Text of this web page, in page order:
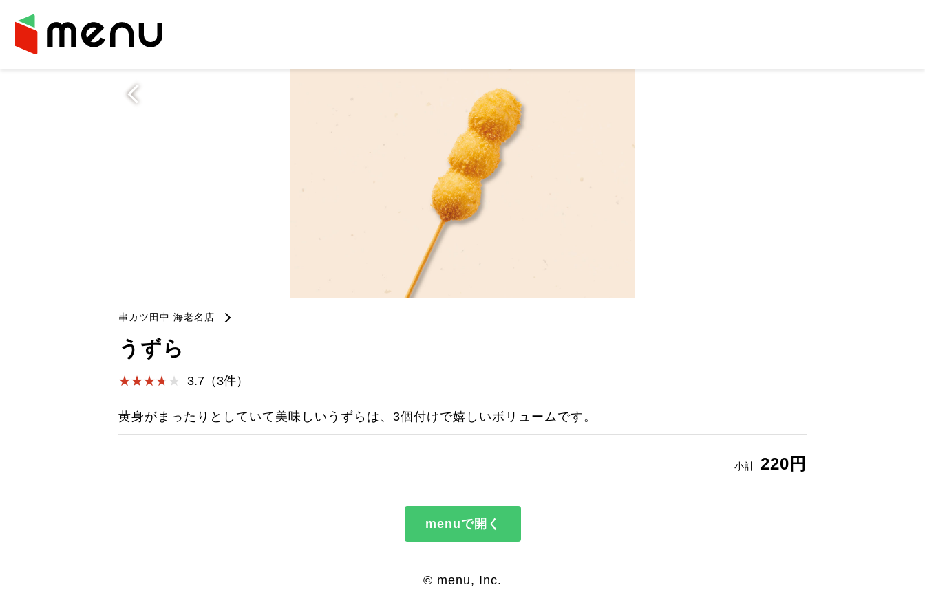
串カツ田中 海老名店
うずら
3.7（3件）
黄身がまったりとしていて美味しいうずらは、3個付けで嬉しいボリュームです。
小計 220円
menuで開く
© menu, Inc.